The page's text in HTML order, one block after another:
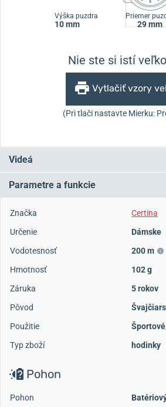
Výška puzdra
10 mm
Priemer
29 mm
Nie ste si istí
Vytlačiť vzory
(Pri tlači nastavte Mierku:
Videá
Parametre a funkcie
Značka
Certina
Určenie
Dámske
Vodotesnosť
200 m
Hmotnosť
102 g
Záruka
5 rokov
Pôvod
Použitie
Športové
Typ zboží
hodinky
Pohon
Pohon